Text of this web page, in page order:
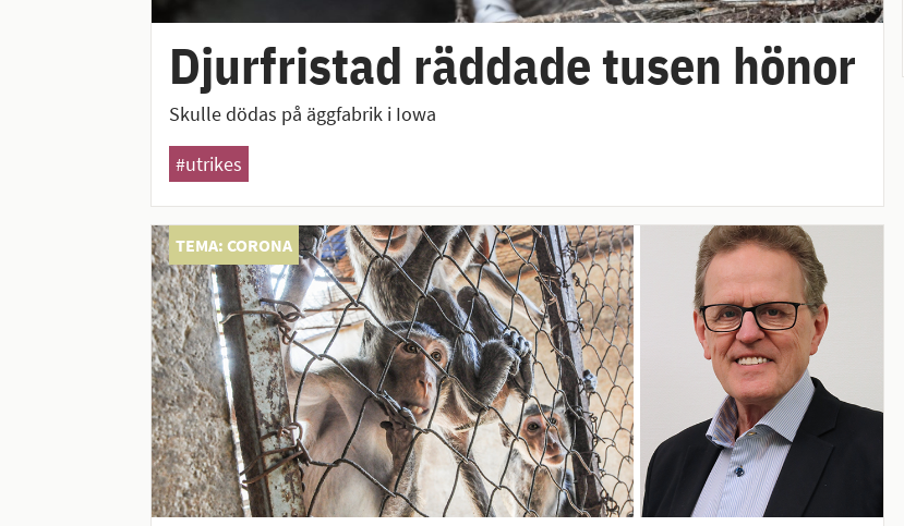
Djurfristad räddade tusen hönor
Skulle dödas på äggfabrik i Iowa
#utrikes
TEMA: CORONA